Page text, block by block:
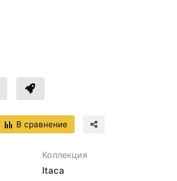
В сравнение
Коллекция
Itaca